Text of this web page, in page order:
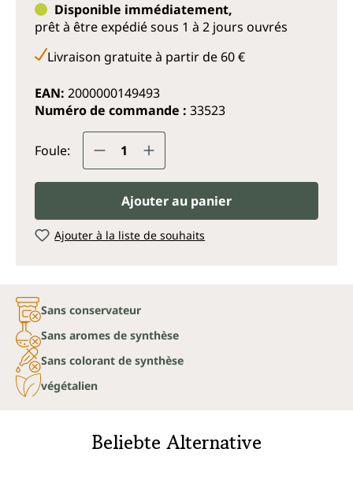
Disponible immédiatement,
prêt à être expédié sous 1 à 2 jours ouvrés
Livraison gratuite à partir de 60 €
EAN: 2000000149493
Numéro de commande : 33523
Foule: Quantité de produit : Entrez la
Ajouter au panier
Ajouter à la liste de souhaits
Sans conservateur
Sans aromes de synthèse
Sans colorant de synthèse
végétalien
Beliebte Alternative